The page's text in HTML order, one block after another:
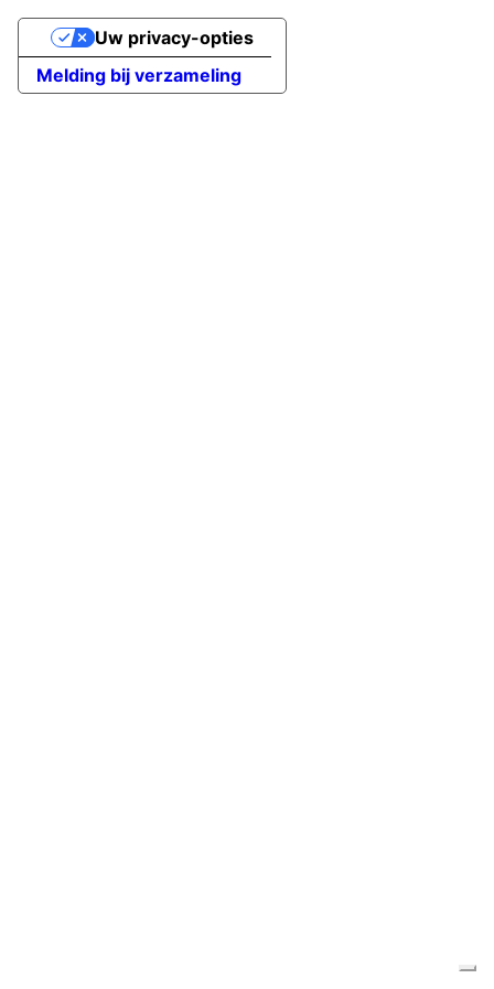
Melding bij verzameling
Uw privacy-opties